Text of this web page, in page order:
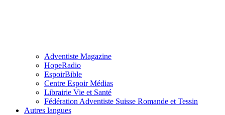
Adventiste Magazine
HopeRadio
EspoirBible
Centre Espoir Médias
Librairie Vie et Santé
Fédération Adventiste Suisse Romande et Tessin
Autres langues